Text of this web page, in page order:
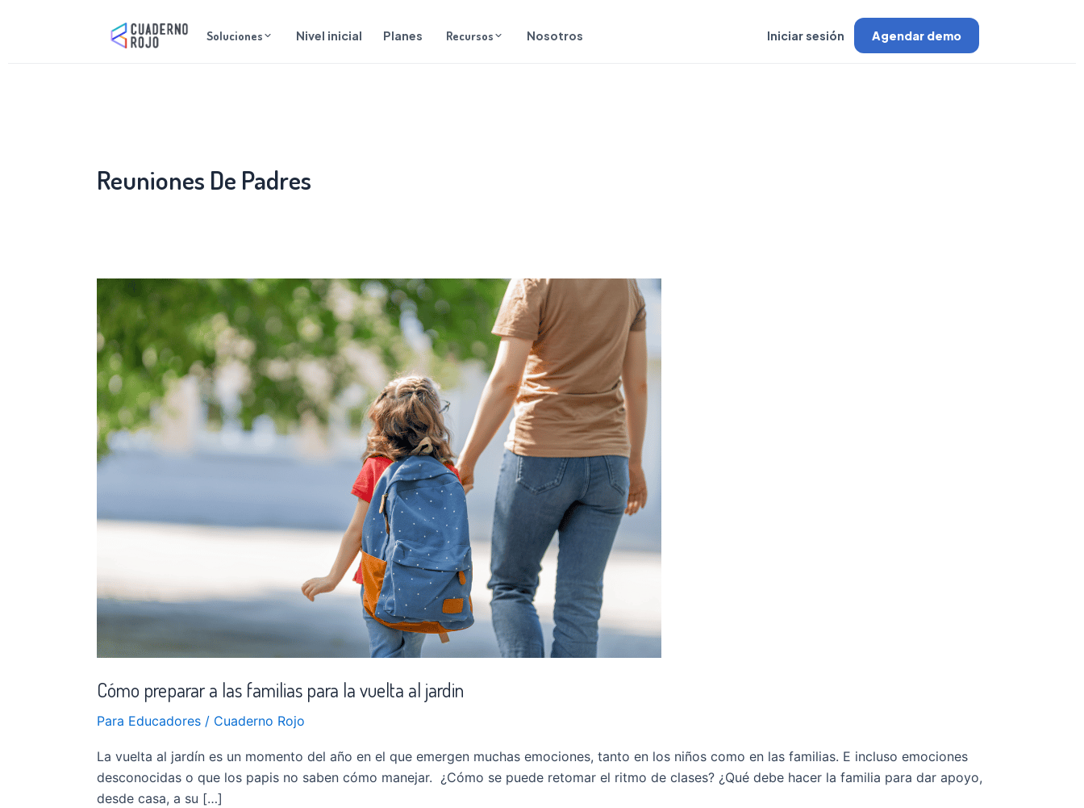
Soluciones Nivel inicial Planes Recursos Nosotros Iniciar sesión Agendar demo
Reuniones De Padres
Cómo preparar a las familias para la vuelta al jardin
Para Educadores / Cuaderno Rojo
La vuelta al jardín es un momento del año en el que emergen muchas emociones, tanto en los niños como en las familias. E incluso emociones
desconocidas o que los papis no saben cómo manejar. ¿Cómo se puede retomar el ritmo de clases? ¿Qué debe hacer la familia para dar apoyo,
desde casa, a su […]
Cómo
preparar
a
las
familias
para
la
vuelta
al